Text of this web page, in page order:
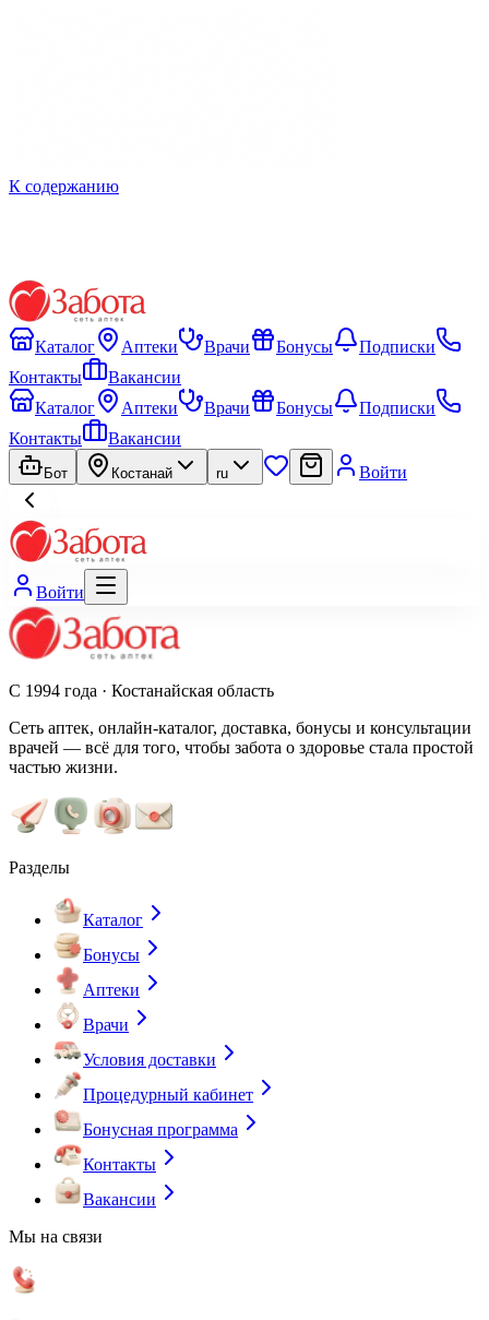
К содержанию
Каталог Аптеки Врачи Бонусы
Подписки
Контакты
Вакансии
Каталог
Аптеки Врачи Бонусы
Подписки
Контакты
Вакансии
Бот Костанай ru Войти
Войти
С 1994 года · Костанайская область
Сеть аптек, онлайн-каталог, доставка, бонусы и консультации
врачей — всё для того, чтобы забота о здоровье стала простой
частью жизни.
Разделы
Каталог
Бонусы
Аптеки
Врачи
Условия доставки
Процедурный кабинет
Бонусная программа
Контакты
Вакансии
Мы на связи